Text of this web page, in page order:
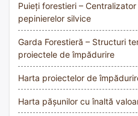
Puieți forestieri –
pepinierelor silvice
Garda Forestieră – Structuri
proiectele de împădurire
Harta proiectelor de
Harta pășunilor cu înaltă